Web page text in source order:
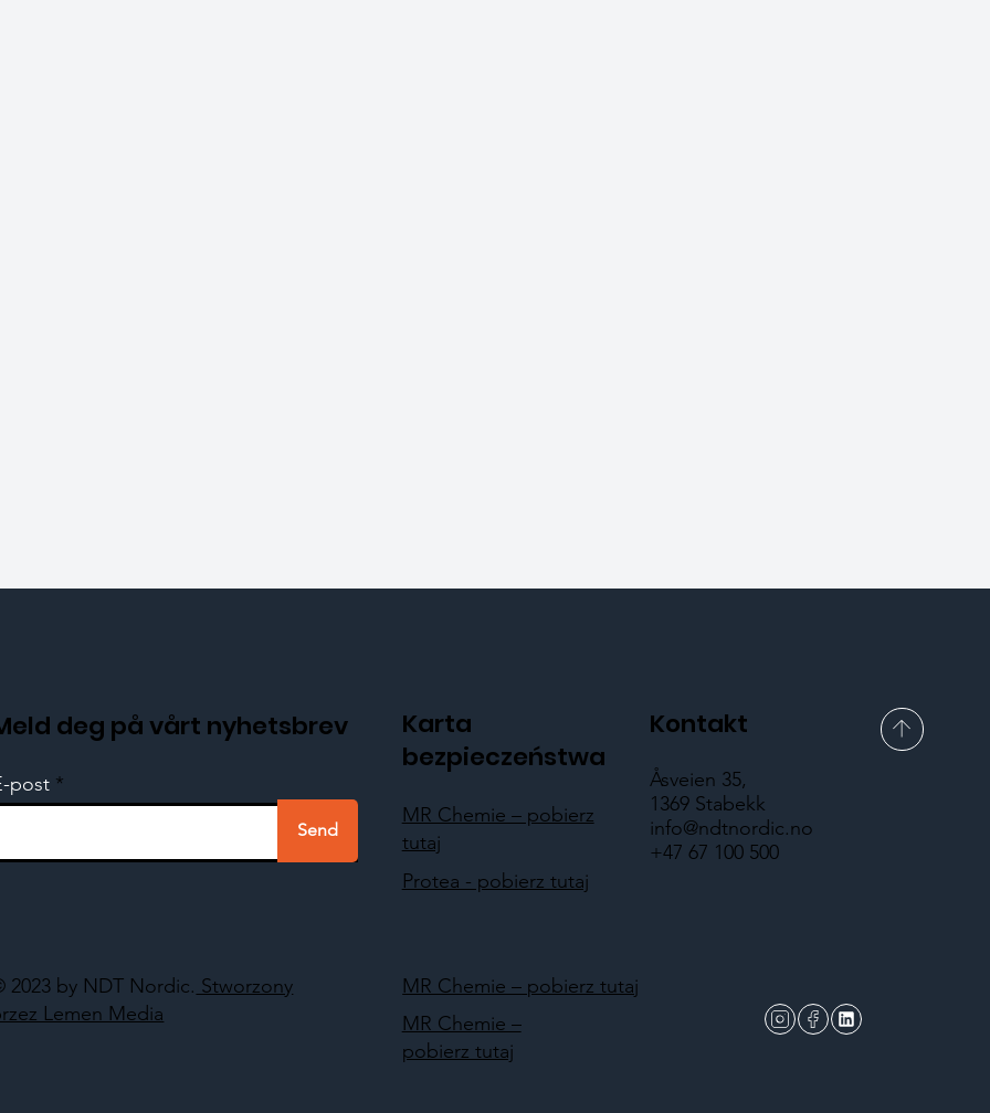
Karta
bezpieczeństwa
MR Chemie – pobierz
tutaj
Protea - pobierz tutaj
Kontakt
Åsveien 35,
1369 Stabekk
info@ndtnordic.no
+47 67 100 500
2023 by NDT Nordic. Stworzony
Lemen Media
deg på vårt nyhetsbrev
post
Send
MR Chemie – pobierz tutaj
MR Chemie –
pobierz tutaj